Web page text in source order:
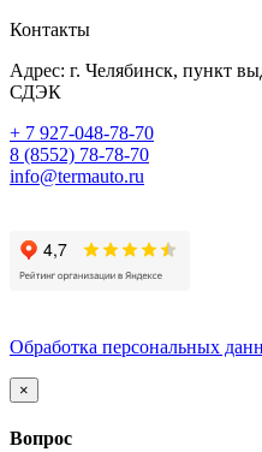
Контакты
Адрес: г. Челябинск, пункт
СДЭК
+ 7 927-048-78-70
8 (8552) 78-78-70
info@termauto.ru
Обработка персональных
×
Вопрос